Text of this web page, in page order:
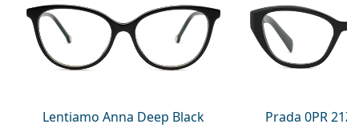
Lentiamo Anna Deep Black Prada 0PR